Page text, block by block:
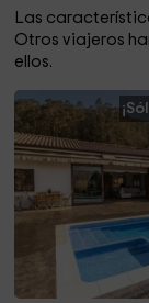
Las
Otros viajeros
ellos.